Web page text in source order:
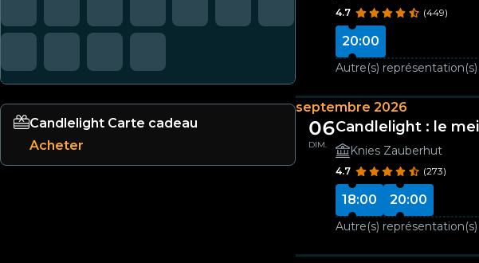
Candlelight Carte cadeau
Acheter
4.7 (449)
20:00
Autre(s) représentation(s)
septembre 2026
06
DIM.
Candlelight : le
Knies Zauberhut
4.7 (273)
18:00 20:00
Autre(s) représentation(s)